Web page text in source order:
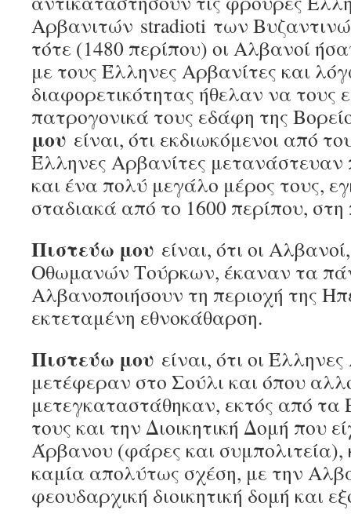
Αρβανιτών stradioti των
τότε (1480 περίπου) οι Αλβανοί
με τους Έλληνες Αρβανίτες και
διαφορετικότητας ήθελαν να τους
πατρογονικά τους εδάφη της
μου είναι, ότι εκδιωκόμενοι από
Έλληνες Αρβανίτες μετανάστευαν
και ένα πολύ μεγάλο μέρος τους,
σταδιακά από το 1600 περίπου, στη
Πιστεύω μου είναι, ότι οι
Οθωμανών Τούρκων, έκαναν τα
Αλβανοποιήσουν τη περιοχή της
εκτεταμένη εθνοκάθαρση.
Πιστεύω μου είναι, ότι οι
μετέφεραν στο Σούλι και όπου
μετεγκαταστάθηκαν, εκτός από
τους και την Διοικητική Δομή που
Άρβανου (φάρες και συμπολιτεία),
καμία απολύτως σχέση, με την
φεουδαρχική διοικητική δομή και